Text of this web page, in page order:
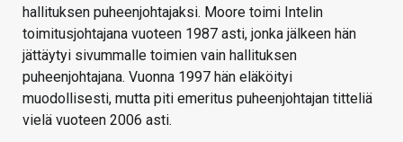
hallituksen puheenjohtajaksi. Moore toimi Intelin
toimitusjohtajana vuoteen 1987 asti, jonka jälkeen hän
jättäytyi sivummalle toimien vain hallituksen
puheenjohtajana. Vuonna 1997 hän eläköityi
muodollisesti, mutta piti emeritus puheenjohtajan titteliä
vielä vuoteen 2006 asti.